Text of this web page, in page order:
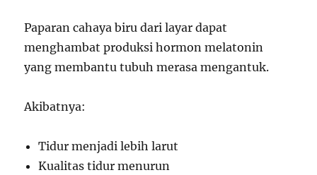
Paparan cahaya biru dari layar dapat
menghambat produksi hormon melatonin
yang membantu tubuh merasa mengantuk.
Akibatnya:
Tidur menjadi lebih larut
Kualitas tidur menurun